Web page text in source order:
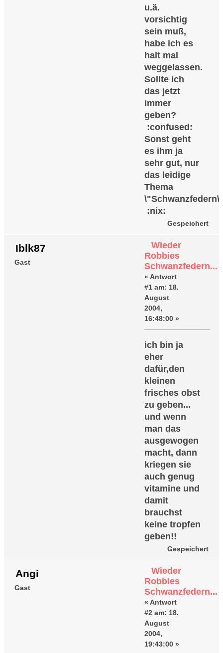
u.ä.
vorsichtig
sein muß,
habe ich es
halt mal
weggelassen.
Sollte ich
das jetzt
immer
geben?
:confused:
Sonst geht
es ihm ja
sehr gut, nur
das leidige
Thema
:nix:
Gespeichert
Iblk87
Gast
Wieder
Robbies
Schwanzfedern...
« Antwort
#1 am: 18.
August
2004,
16:48:00 »
ich bin ja
eher
dafür,den
kleinen
frisches obst
zu geben...
und wenn
man das
ausgewogen
macht, dann
kriegen sie
auch genug
vitamine und
damit
brauchst
keine tropfen
geben!!
Gespeichert
Angi
Gast
Wieder
Robbies
Schwanzfedern...
« Antwort
#2 am: 18.
August
2004,
19:43:00 »